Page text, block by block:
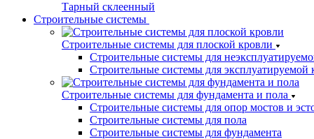
Тарный склеенный
Строительные системы
Строительные системы для плоской кровли
Строительные системы для
Строительные системы для эксплуатируемой
Строительные системы для фундамента и пола
Строительные системы для опор мостов и
Строительные системы для пола
Строительные системы для фундамента